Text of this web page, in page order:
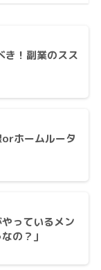
き！副業のスス
orホームルータ
っているメン
の？」